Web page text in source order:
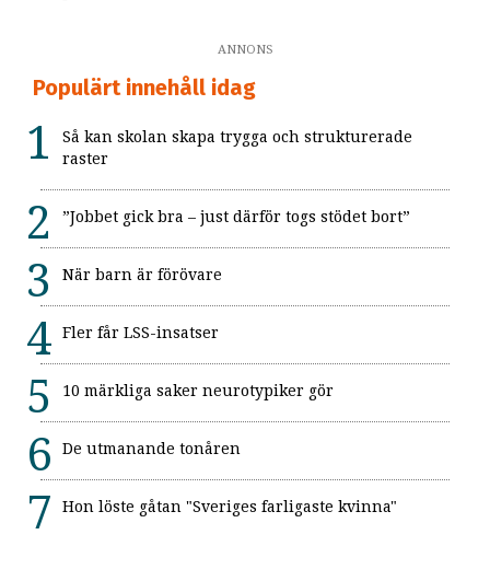
ANNONS
Populärt innehåll idag
Så kan skolan skapa trygga och strukturerade
raster
”Jobbet gick bra – just därför togs stödet bort”
När barn är förövare
Fler får LSS-insatser
10 märkliga saker neurotypiker gör
De utmanande tonåren
Hon löste gåtan "Sveriges farligaste kvinna"